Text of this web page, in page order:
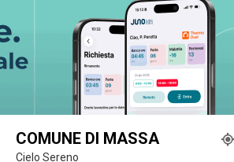
COMUNE DI MASSA
Cielo Sereno